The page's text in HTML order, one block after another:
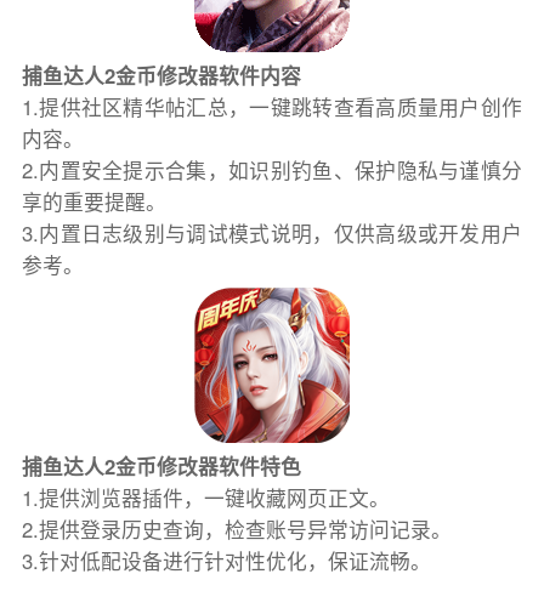
捕鱼达人2金币修改器软件内容
1.提供社区精华帖汇总，一键跳转查看高质量用户创作
内容。
2.内置安全提示合集，如识别钓鱼、保护隐私与谨慎分
享的重要提醒。
3.内置日志级别与调试模式说明，仅供高级或开发用户
参考。
捕鱼达人2金币修改器软件特色
1.提供浏览器插件，一键收藏网页正文。
2.提供登录历史查询，检查账号异常访问记录。
3.针对低配设备进行针对性优化，保证流畅。